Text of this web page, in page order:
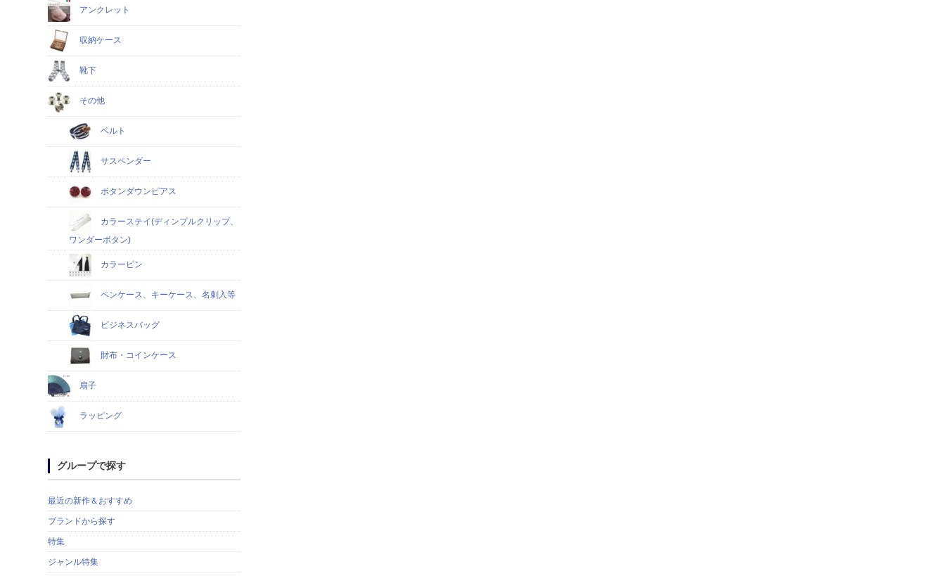
アンクレット
収納ケース
靴下
その他
ベルト
サスペンダー
ボタンダウンピアス
カラーステイ(ディンプルクリップ、
ワンダーボタン)
カラーピン
ペンケース、キーケース、名刺入等
ビジネスバッグ
財布・コインケース
扇子
ラッピング
グループで探す
最近の新作＆おすすめ
ブランドから探す
特集
ジャンル特集